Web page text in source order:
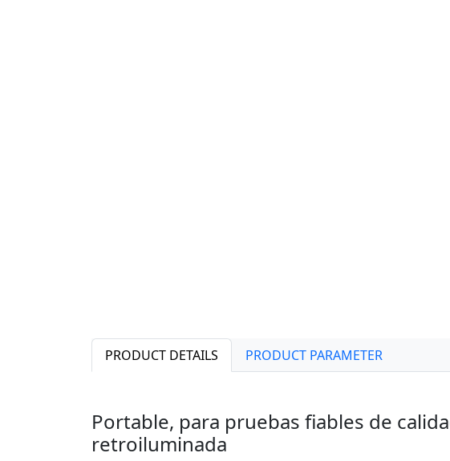
PRODUCT DETAILS PRODUCT PARAMETER
Portable, para pruebas fiables de
retroiluminada